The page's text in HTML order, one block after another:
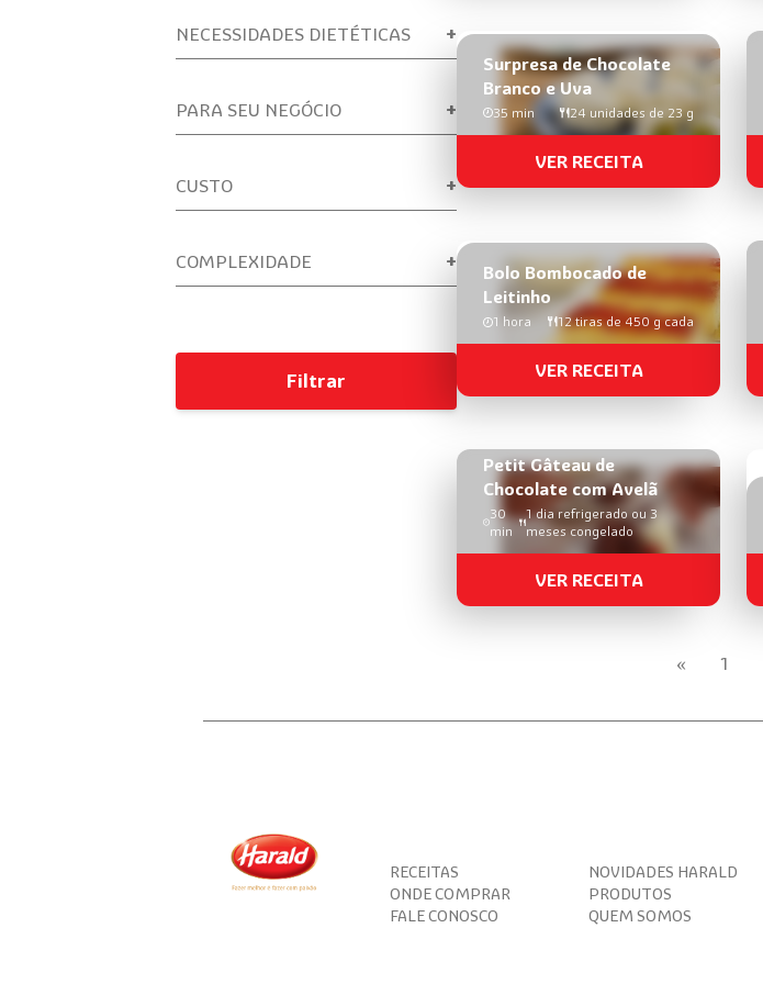
NECESSIDADES DIETÉTICAS
PARA SEU NEGÓCIO
CUSTO
COMPLEXIDADE
Filtrar
Surpresa de Chocolate
Branco e Uva
35 min 24 unidades de 23 g
VER RECEITA
Bolo Bombocado de
Leitinho
1 hora 12 tiras de 450 g cada
VER RECEITA
Petit Gâteau de
Chocolate com Avelã
30
min
1 dia refrigerado ou 3
meses congelado
VER RECEITA
« 1
RECEITAS
NOVIDADES HARALD
ONDE COMPRAR
PRODUTOS
FALE CONOSCO
QUEM SOMOS